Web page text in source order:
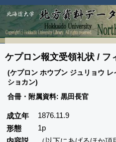
ケプロン報文受領礼状 / フ
(ケプロン ホウブン ジュリョウ
ショカン)
合冊・附属資料: 黒田長官
成立年
1876.11.9
形態
1p